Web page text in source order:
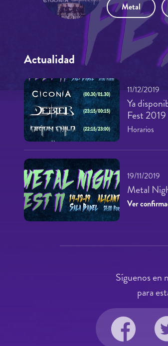
Metal
Actualidad
11/12/2019
Ya
Fest 2019
Horarios
19/11/2019
Metal
Ver
Síguenos en
para